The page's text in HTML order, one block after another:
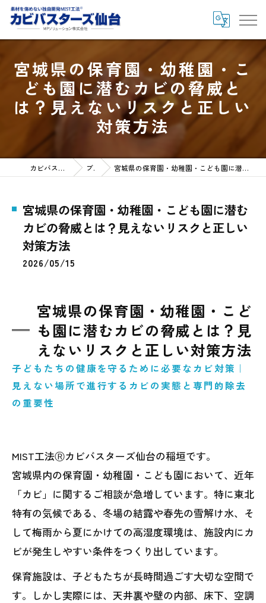
宮城県の保育園・幼稚園・こ
ども園に潜むカビの脅威と
は？見えないリスクと正しい
対策方法
カビバスターズ仙台HOME ブログ 宮城県の保育園・幼稚園・こども園に潜むカビの脅威とは？見えないリスクと正しい対策方法
宮城県の保育園・幼稚園・こども園に潜む
カビの脅威とは？見えないリスクと正しい
対策方法
2026/05/15
宮城県の保育園・幼稚園・こど
も園に潜むカビの脅威とは？見
えないリスクと正しい対策方法
子どもたちの健康を守るために必要なカビ対策｜
見えない場所で進行するカビの実態と専門的除去
の重要性
MIST工法Ⓡカビバスターズ仙台の稲垣です。
宮城県内の保育園・幼稚園・こども園において、近年
「カビ」に関するご相談が急増しています。特に東北
特有の気候である、冬場の結露や春先の雪解け水、そ
して梅雨から夏にかけての高湿度環境は、施設内にカ
ビが発生しやすい条件をつくり出しています。
保育施設は、子どもたちが長時間過ごす大切な空間で
す。しかし実際には、天井裏や壁の内部、床下、空調